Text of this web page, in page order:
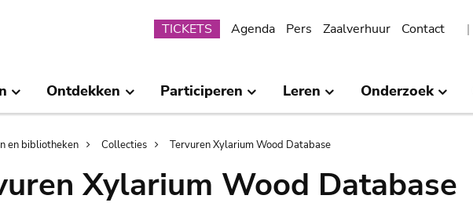
Submenu
TICKETS Agenda Pers Zaalverhuur Contact
Ontdekken Participeren Leren Onderzoek
en bibliotheken Collecties Tervuren Xylarium Wood Database
Xylarium Wood Database